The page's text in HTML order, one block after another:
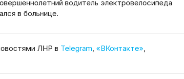
водитель электровелосипеда
в больнице.
ЛНР в Telegram «ВКонтакте»